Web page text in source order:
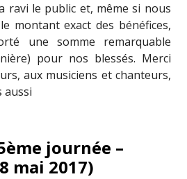
ravi le public et, même si nous
montant exact des bénéfices,
une somme remarquable
pour nos blessés. Merci
aux musiciens et chanteurs,
aussi
journée –
mai 2017)